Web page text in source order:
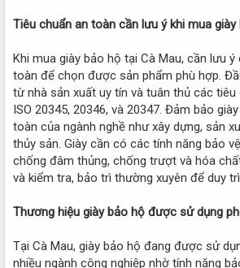
Tiêu chuẩn an toàn cần lưu ý khi mua
Khi mua giày bảo hộ tại Cà Mau, cần lưu
toàn để chọn được sản phẩm phù hợp.
từ nhà sản xuất uy tín và tuân thủ các
ISO 20345, 20346, và 20347. Đảm bảo
toàn của ngành nghề như xây dựng, sản
thủy sản. Giày cần có các tính năng bảo
chống đâm thủng, chống trượt và hóa
và kiểm tra, bảo trì thường xuyên để duy
Thương hiệu giày bảo hộ được sử dụng
Tại Cà Mau, giày bảo hộ đang được sử
nhiều ngành công nghiệp nhờ tính năng